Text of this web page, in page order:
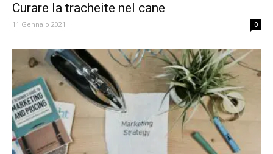
Curare la tracheite nel cane
11 Gennaio 2021 0